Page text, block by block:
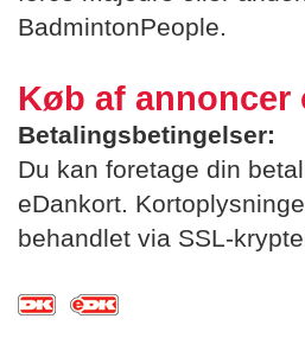
BadmintonPeople.
Køb af
Betalingsbetingelser:
Du kan foretage din
eDankort.
behandlet via SSL-